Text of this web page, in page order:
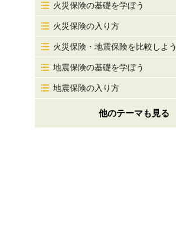
火災保険の基礎を学ぼう
火災保険の入り方
火災保険・地震保険を比較しよう
地震保険の基礎を学ぼう
地震保険の入り方
他のテーマも見る